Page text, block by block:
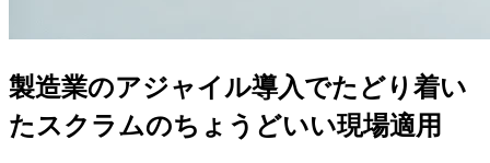
製造業のアジャイル導入でたどり着い
たスクラムのちょうどいい現場適用